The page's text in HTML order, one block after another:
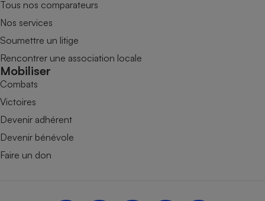
Tous nos comparateurs
Nos services
Soumettre un litige
Rencontrer une association locale
Mobiliser
Combats
Victoires
Devenir adhérent
Devenir bénévole
Faire un don